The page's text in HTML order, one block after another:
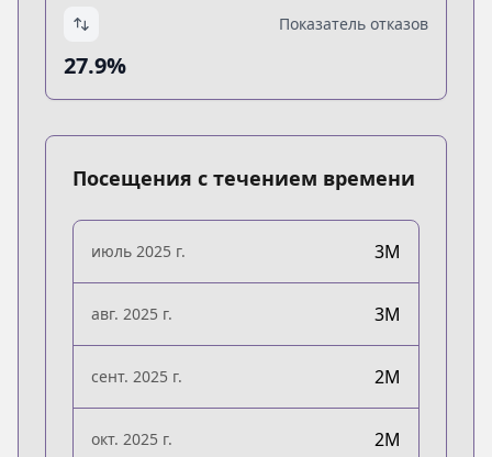
Показатель отказов
27.9%
Посещения с течением времени
июль 2025 г. 3M
авг. 2025 г. 3M
сент. 2025 г. 2M
окт. 2025 г. 2M